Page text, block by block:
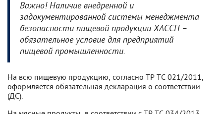
Важно! Наличие внедренной и
задокументированной системы менеджмента
безопасности пищевой продукции ХАССП –
обязательное условие для предприятий
пищевой промышленности.
На всю пищевую продукцию, согласно ТР ТС 021/2011,
оформляется обязательная декларация о соответствии
(ДС).